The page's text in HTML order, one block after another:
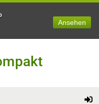
Ansehen